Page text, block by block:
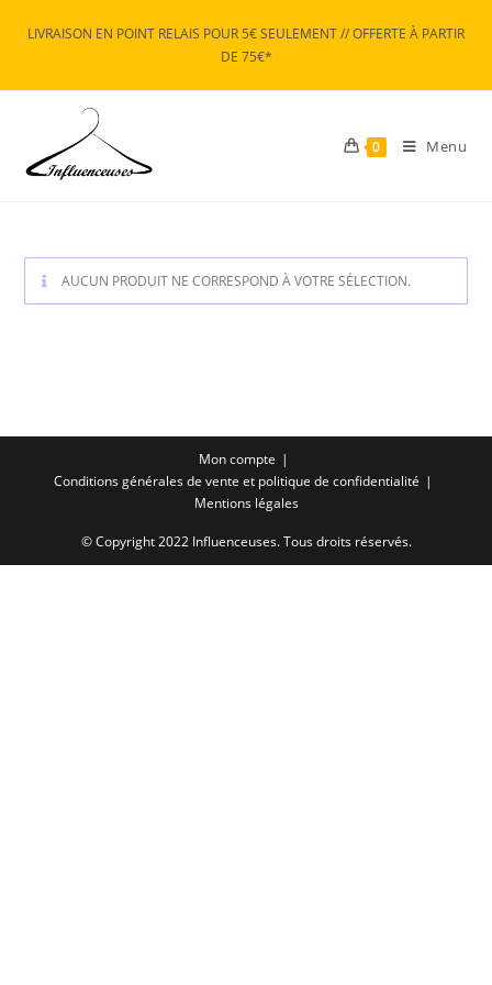
LIVRAISON EN POINT RELAIS POUR 5€ SEULEMENT // OFFERTE À PARTIR
DE 75€*
0 Menu
AUCUN PRODUIT NE CORRESPOND À VOTRE SÉLECTION.
Mon compte
Conditions générales de vente et politique de confidentialité
Mentions légales
© Copyright 2022 Influenceuses. Tous droits réservés.